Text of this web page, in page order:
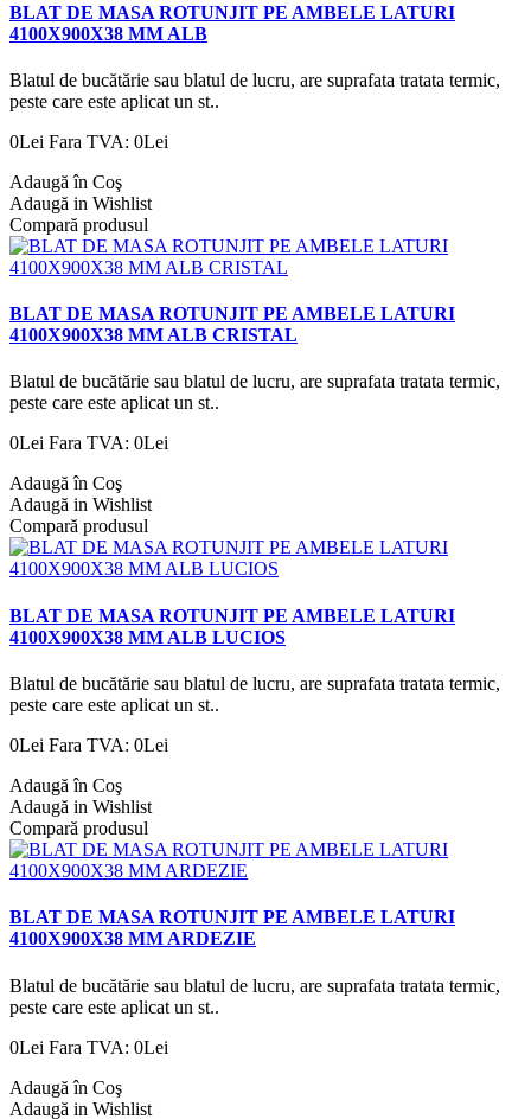
BLAT DE MASA ROTUNJIT PE AMBELE LATURI
4100X900X38 MM ALB
Blatul de bucătărie sau blatul de lucru, are suprafata tratata termic,
peste care este aplicat un st..
0Lei Fara TVA: 0Lei
Adaugă în Coş
Adaugă in Wishlist
Compară produsul
BLAT DE MASA ROTUNJIT PE AMBELE LATURI
4100X900X38 MM ALB CRISTAL
Blatul de bucătărie sau blatul de lucru, are suprafata tratata termic,
peste care este aplicat un st..
0Lei Fara TVA: 0Lei
Adaugă în Coş
Adaugă in Wishlist
Compară produsul
BLAT DE MASA ROTUNJIT PE AMBELE LATURI
4100X900X38 MM ALB LUCIOS
Blatul de bucătărie sau blatul de lucru, are suprafata tratata termic,
peste care este aplicat un st..
0Lei Fara TVA: 0Lei
Adaugă în Coş
Adaugă in Wishlist
Compară produsul
BLAT DE MASA ROTUNJIT PE AMBELE LATURI
4100X900X38 MM ARDEZIE
Blatul de bucătărie sau blatul de lucru, are suprafata tratata termic,
peste care este aplicat un st..
0Lei Fara TVA: 0Lei
Adaugă în Coş
Adaugă in Wishlist